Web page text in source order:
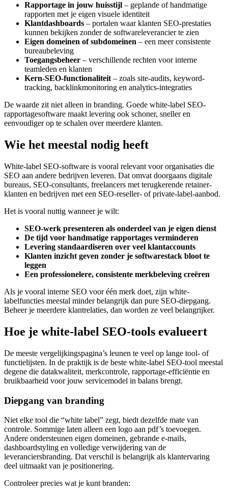
Rapportage in jouw huisstijl – geplande of handmatige
rapporten met je eigen visuele identiteit
Klantdashboards – portalen waar klanten SEO-prestaties
kunnen bekijken zonder de softwareleverancier te zien
Eigen domeinen of subdomeinen – een meer consistente
bureaubeleving
Toegangsbeheer – verschillende rechten voor interne
teamleden en klanten
Kern-SEO-functionaliteit – zoals site-audits, keyword-
tracking, backlinkmonitoring en analytics-integraties
De waarde zit niet alleen in branding. Goede white-label SEO-
rapportagesoftware maakt levering ook schoner, sneller en
eenvoudiger op te schalen over meerdere klanten.
Wie het meestal nodig heeft
White-label SEO-software is vooral relevant voor organisaties die
SEO aan andere bedrijven leveren. Dat omvat doorgaans digitale
bureaus, SEO-consultants, freelancers met terugkerende retainer-
klanten en bedrijven met een SEO-reseller- of private-label-aanbod.
Het is vooral nuttig wanneer je wilt:
SEO-werk presenteren als onderdeel van je eigen dienst
De tijd voor handmatige rapportages verminderen
Levering standaardiseren over veel klantaccounts
Klanten inzicht geven zonder je softwarestack bloot te
leggen
Een professionelere, consistente merkbeleving creëren
Als je vooral interne SEO voor één merk doet, zijn white-
labelfuncties meestal minder belangrijk dan pure SEO-diepgang.
Beheer je meerdere klantrelaties, dan worden ze veel belangrijker.
Hoe je white-label SEO-tools evalueert
De meeste vergelijkingspagina’s leunen te veel op lange tool- of
functielijsten. In de praktijk is de beste white-label SEO-tool meestal
degene die datakwaliteit, merkcontrole, rapportage-efficiëntie en
bruikbaarheid voor jouw servicemodel in balans brengt.
Diepgang van branding
Niet elke tool die “white label” zegt, biedt dezelfde mate van
controle. Sommige laten alleen een logo aan pdf’s toevoegen.
Andere ondersteunen eigen domeinen, gebrande e-mails,
dashboardstyling en volledige verwijdering van de
leveranciersbranding. Dat verschil is belangrijk als klantervaring
deel uitmaakt van je positionering.
Controleer precies wat je kunt branden: